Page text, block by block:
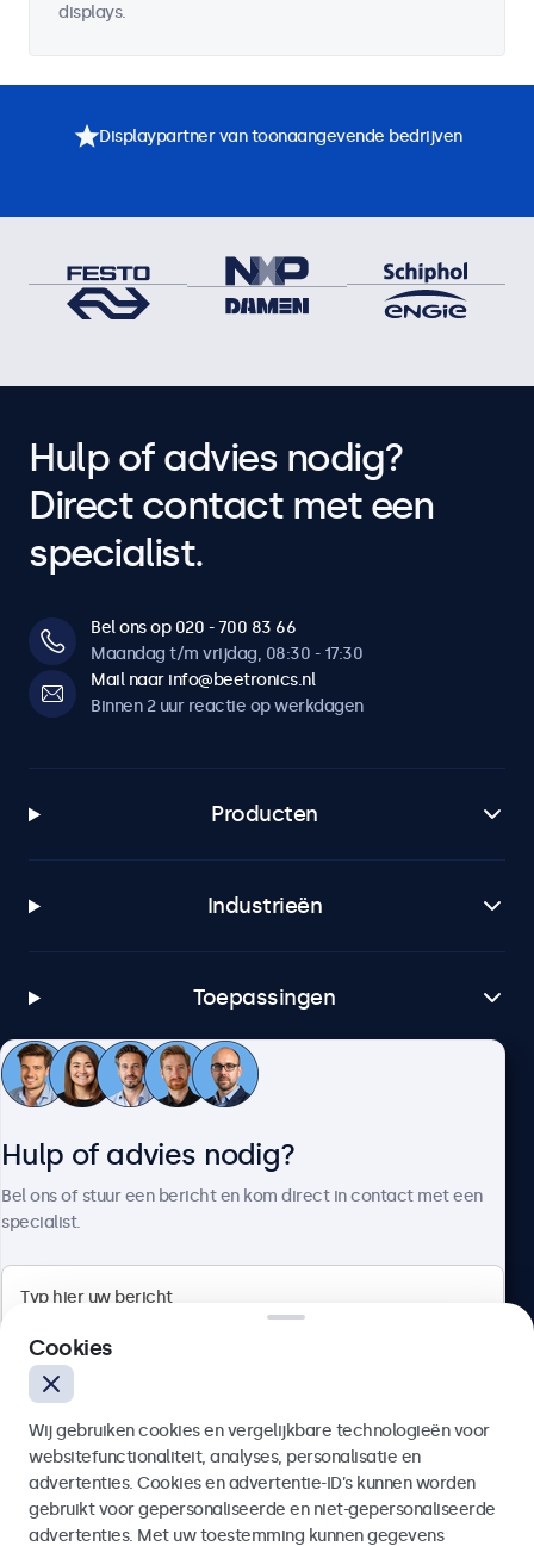
displays.
Displaypartner van toonaangevende bedrijven
Hulp of advies nodig?
Direct contact met een
specialist.
Bel ons op 020 - 700 83 66
Maandag t/m vrijdag, 08:30 - 17:30
Mail naar info@beetronics.nl
Binnen 2 uur reactie op werkdagen
Producten
Industrieën
Toepassingen
Klantenservice
4.8/5 door 5000+ bedrijven
Nederlands
Hulp of advies nodig?
Bel ons of stuur een bericht en kom direct in contact met een
specialist.
Verzenden
Cookies
Wij gebruiken cookies en vergelijkbare technologieën voor
websitefunctionaliteit, analyses, personalisatie en
advertenties. Cookies en advertentie-ID’s kunnen worden
gebruikt voor gepersonaliseerde en niet-gepersonaliseerde
advertenties. Met uw toestemming kunnen gegevens